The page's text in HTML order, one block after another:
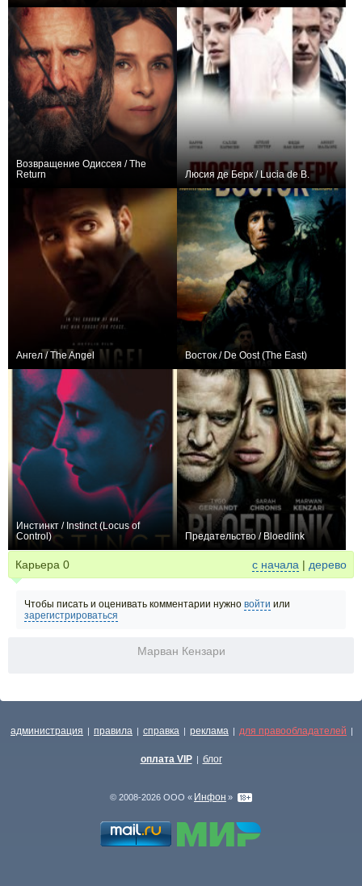
Возвращение Одиссея / The
Return
Люсия де Берк / Lucia de B.
Ангел / The Angel Восток / De Oost (The East)
Инстинкт / Instinct (Locus of
Control)
Предательство / Bloedlink
Карьера 0 с начала | дерево
Чтобы писать и оценивать комментарии нужно войти или
зарегистрироваться
Марван Кензари
администрация | правила | справка | реклама | для правообладателей |
оплата VIP | блог
© 2008-2026 ООО « Инфон »